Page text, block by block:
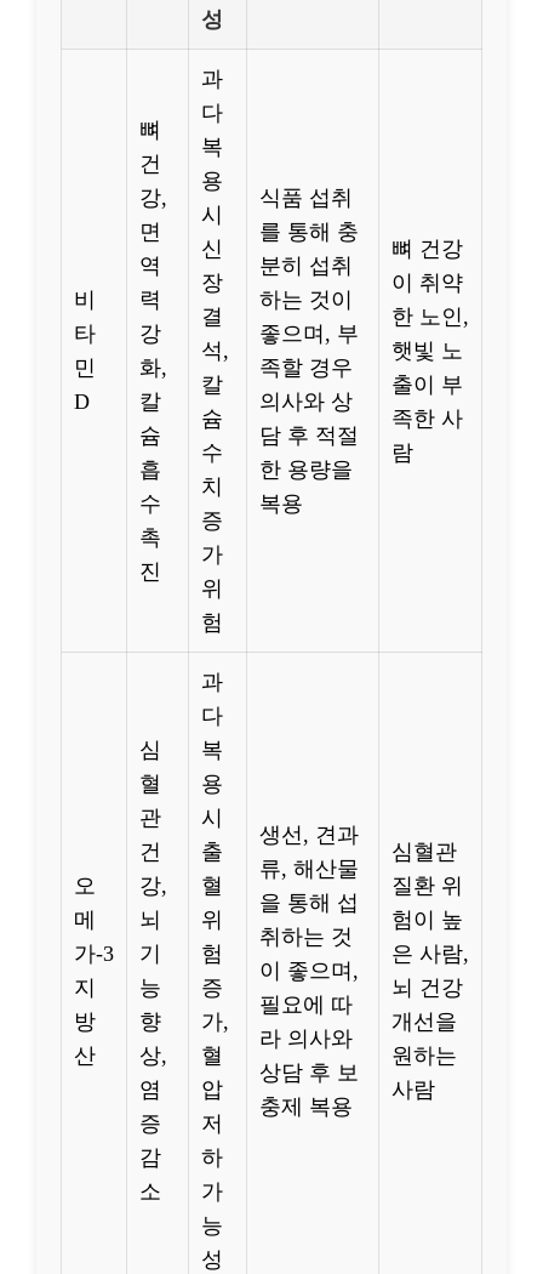
성
비
타
민
D
뼈
건
강,
면
역
력
강
화,
칼
슘
흡
수
촉
진
과
다
복
용
시
신
장
결
석,
칼
슘
수
치
증
가
위
험
식품 섭취
를 통해 충
분히 섭취
하는 것이
좋으며, 부
족할 경우
의사와 상
담 후 적절
한 용량을
복용
뼈 건강
이 취약
한 노인,
햇빛 노
출이 부
족한 사
람
오
메
가-3
지
방
산
심
혈
관
건
강,
뇌
기
능
향
상,
염
증
감
소
과
다
복
용
시
출
혈
위
험
증
가,
혈
압
저
하
가
능
성
생선, 견과
류, 해산물
을 통해 섭
취하는 것
이 좋으며,
필요에 따
라 의사와
상담 후 보
충제 복용
심혈관
질환 위
험이 높
은 사람,
뇌 건강
개선을
원하는
사람